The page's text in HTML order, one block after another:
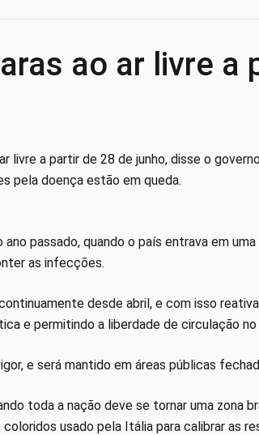
ao ar livre a
livre a partir de 28 de junho, disse o
pela doença estão em queda.
passado, quando o país entrava em uma
as infecções.
desde abril, e com isso
e permitindo a liberdade de circulação no
e será mantido em áreas públicas
toda a nação deve se tornar uma zona
usado pela Itália para calibrar as